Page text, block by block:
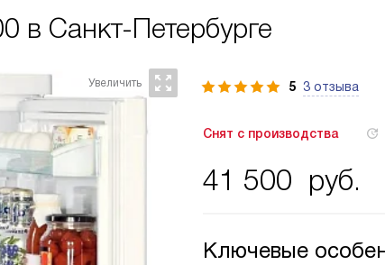
в Санкт-Петербурге
5 3 отзыва
Снят с производства
41 500 руб.
Ключевые